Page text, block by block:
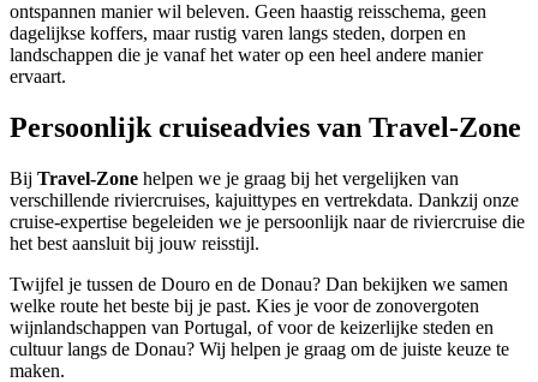
ontspannen manier wil beleven. Geen haastig reisschema, geen
dagelijkse koffers, maar rustig varen langs steden, dorpen en
landschappen die je vanaf het water op een heel andere manier
ervaart.
Persoonlijk cruiseadvies van Travel-Zone
Bij Travel-Zone helpen we je graag bij het vergelijken van
verschillende riviercruises, kajuittypes en vertrekdata. Dankzij onze
cruise-expertise begeleiden we je persoonlijk naar de riviercruise die
het best aansluit bij jouw reisstijl.
Twijfel je tussen de Douro en de Donau? Dan bekijken we samen
welke route het beste bij je past. Kies je voor de zonovergoten
wijnlandschappen van Portugal, of voor de keizerlijke steden en
cultuur langs de Donau? Wij helpen je graag om de juiste keuze te
maken.